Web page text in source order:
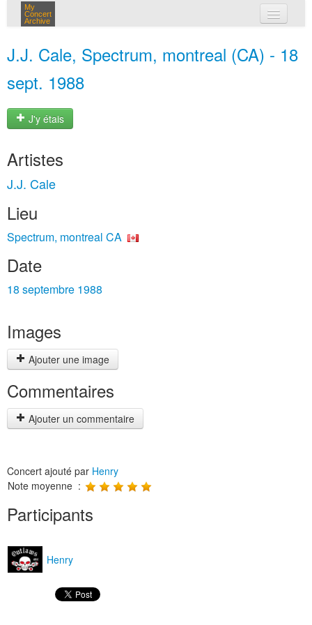
My
Concert
Archive
J.J. Cale, Spectrum, montreal (CA) - 18
sept. 1988
J'y étais
Artistes
J.J. Cale
Lieu
Spectrum, montreal CA
Date
18 septembre 1988
Images
Ajouter une image
Commentaires
Ajouter un commentaire
Concert ajouté par Henry
Note moyenne :
Participants
Henry